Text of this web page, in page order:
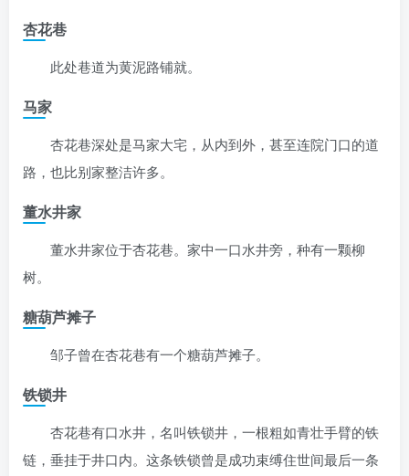
杏花巷
此处巷道为黄泥路铺就。
马家
杏花巷深处是马家大宅，从内到外，甚至连院门口的道
路，也比别家整洁许多。
董水井家
董水井家位于杏花巷。家中一口水井旁，种有一颗柳
树。
糖葫芦摊子
邹子曾在杏花巷有一个糖葫芦摊子。
铁锁井
杏花巷有口水井，名叫铁锁井，一根粗如青壮手臂的铁
链，垂挂于井口内。这条铁锁曾是成功束缚住世间最后一条